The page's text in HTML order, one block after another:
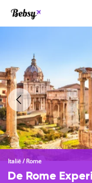
Italië/Rome
De Rome